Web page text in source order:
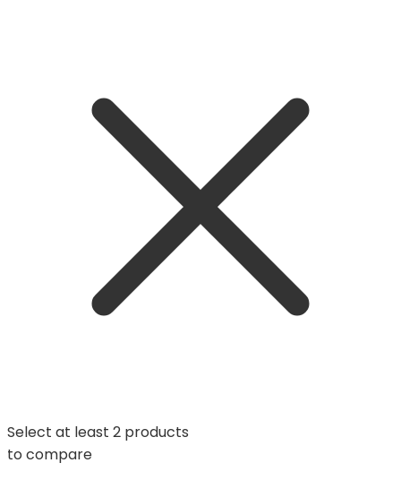
Select at least 2 products
to compare